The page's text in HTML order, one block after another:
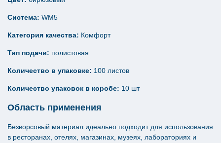
Система: WM5
Категория качества: Комфорт
Тип подачи: полистовая
Количество в упаковке: 100 листов
Количество упаковок в коробе: 10 шт
Область применения
Безворсовый материал идеально подходит для использования
в ресторанах, отелях, магазинах, музеях, лабораториях и